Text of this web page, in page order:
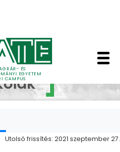
ÉS
EGYETEM
CAMPUS
-
Utolsó frissítés: 2021 szeptember 27.